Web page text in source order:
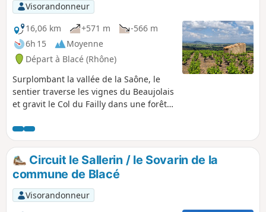
Visorandonneur
16,06 km
+571 m
-566 m
6h 15
Moyenne
Départ à Blacé (Rhône)
Surplombant la vallée de la Saône, le
sentier traverse les vignes du Beaujolais
et gravit le Col du Failly dans une forêt
la Chapelle de Saint-Bonnet révélera la
beauté du panorama sur le Val de
Saône et le Beaujolais.
Circuit le Sallerin / le Sovarin de la
commune de Blacé
Visorandonneur